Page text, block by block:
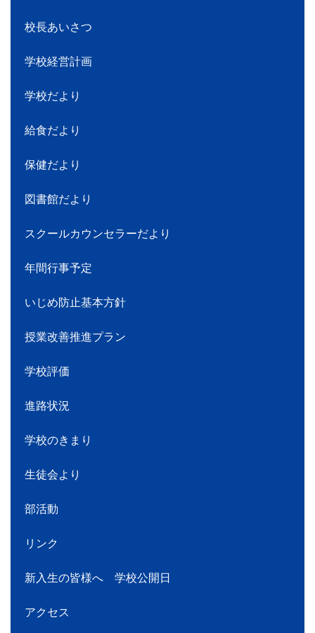
校長あいさつ
学校経営計画
学校だより
給食だより
保健だより
図書館だより
スクールカウンセラーだより
年間行事予定
いじめ防止基本方針
授業改善推進プラン
学校評価
進路状況
学校のきまり
生徒会より
部活動
リンク
新入生の皆様へ 学校公開日
アクセス